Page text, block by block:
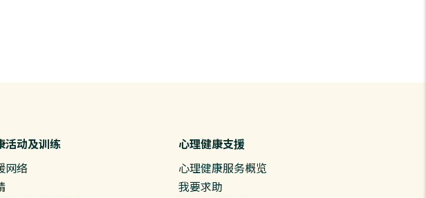
活动及训练
网络
心理健康支援
心理健康服务概览
我要求助